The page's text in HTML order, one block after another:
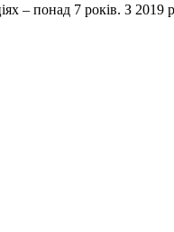
– понад 7 років. З